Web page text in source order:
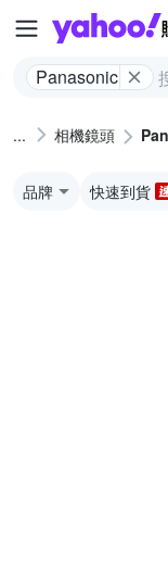
Panasonic
相機鏡頭
品牌 快速到貨